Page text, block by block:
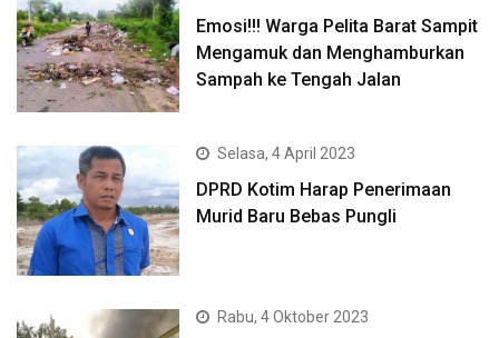
Emosi!!! Warga Pelita Barat Sampit
Mengamuk dan Menghamburkan
Sampah ke Tengah Jalan
Selasa, 4 April 2023
DPRD Kotim Harap Penerimaan
Murid Baru Bebas Pungli
Rabu, 4 Oktober 2023